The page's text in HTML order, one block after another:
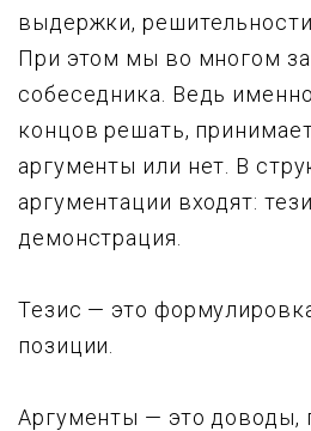
выдержки, решительности
При этом мы во многом
собеседника. Ведь
концов решать,
аргументы или нет. В
аргументации входят:
демонстрация.
Тезис — это
позиции.
Аргументы — это доводы,